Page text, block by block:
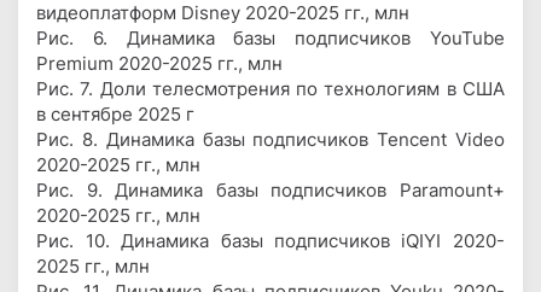
видеоплатформ Disney 2020-2025 гг., млн
Рис. 6. Динамика базы подписчиков YouTube
Premium 2020-2025 гг., млн
Рис. 7. Доли телесмотрения по технологиям в США
в сентябре 2025 г
Рис. 8. Динамика базы подписчиков Tencent Video
2020-2025 гг., млн
Рис. 9. Динамика базы подписчиков Paramount+
2020-2025 гг., млн
Рис. 10. Динамика базы подписчиков iQIYI 2020-
2025 гг., млн